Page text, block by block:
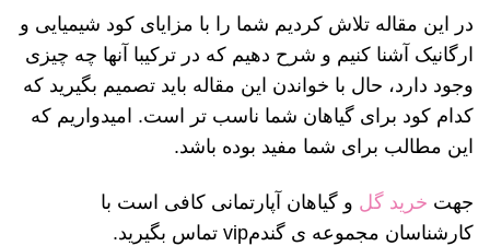
در این مقاله تلاش کردیم شما را با مزایای کود شیمیایی و
ارگانیک آشنا کنیم و شرح دهیم که در ترکیبا آنها چه چیزی
وجود دارد، حال با خواندن این مقاله باید تصمیم بگیرید که
کدام کود برای گیاهان شما ناسب تر است. امیدواریم که
این مطالب برای شما مفید بوده باشد.
جهت خرید گل و گیاهان آپارتمانی کافی است با
کارشناسان مجموعه ی گندمvip تماس بگیرید.